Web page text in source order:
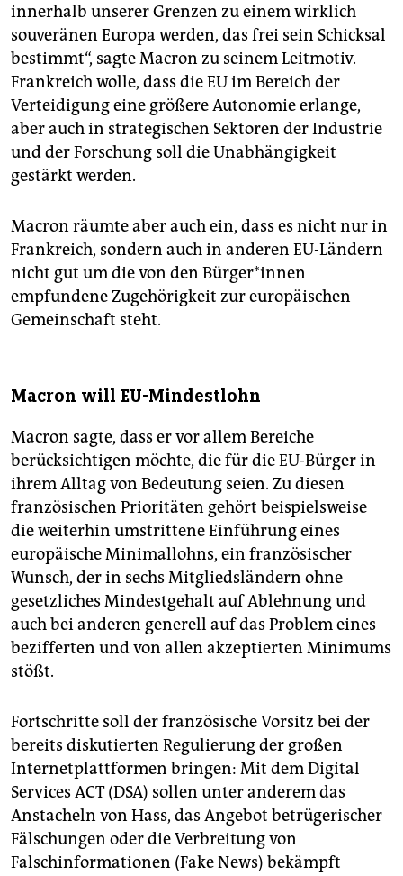
innerhalb unserer Grenzen zu einem wirklich
souveränen Europa werden, das frei sein Schicksal
bestimmt“, sagte Macron zu seinem Leitmotiv.
Frankreich wolle, dass die EU im Bereich der
Verteidigung eine größere Autonomie erlange,
aber auch in strategischen Sektoren der Industrie
und der Forschung soll die Unabhängigkeit
gestärkt werden.
Macron räumte aber auch ein, dass es nicht nur in
Frankreich, sondern auch in anderen EU-Ländern
nicht gut um die von den Bür­ge­r*in­nen
empfundene Zugehörigkeit zur europäischen
Gemeinschaft steht.
Macron will EU-Mindestlohn
Macron sagte, dass er vor allem Bereiche
berücksichtigen möchte, die für die EU-Bürger in
ihrem Alltag von Bedeutung seien. Zu diesen
französischen Prioritäten gehört beispielsweise
die weiterhin umstrittene Einführung eines
europäische Minimallohns, ein französischer
Wunsch, der in sechs Mitgliedsländern ohne
gesetzliches Mindestgehalt auf Ablehnung und
auch bei anderen generell auf das Problem eines
bezifferten und von allen akzeptierten Minimums
stößt.
Fortschritte soll der französische Vorsitz bei der
bereits diskutierten Regulierung der großen
Internetplattformen bringen: Mit dem Digital
Services ACT (DSA) sollen unter anderem das
Anstacheln von Hass, das Angebot betrügerischer
Fälschungen oder die Verbreitung von
Falschinformationen (Fake News) bekämpft